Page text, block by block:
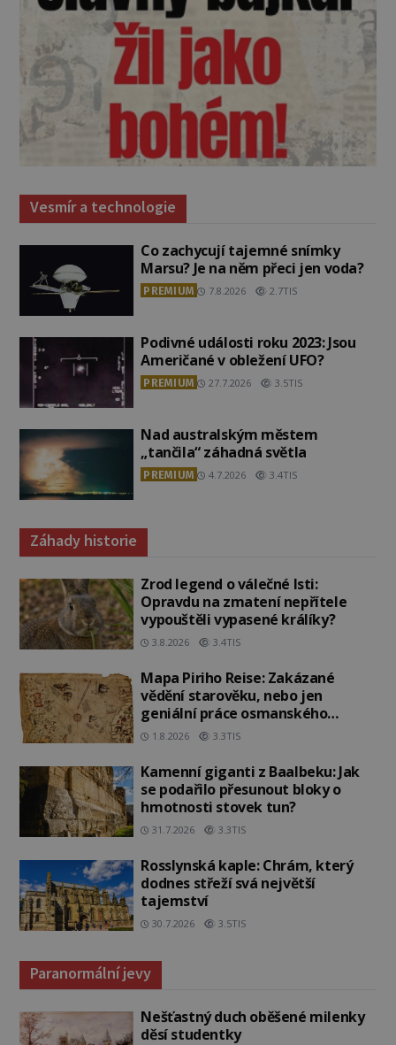
Vesmír a technologie
Co zachycují tajemné snímky
Marsu? Je na něm přeci jen voda?
PREMIUM 7.8.2026 2.7TIS
Podivné události roku 2023: Jsou
Američané v obležení UFO?
PREMIUM 27.7.2026 3.5TIS
Nad australským městem
„tančila“ záhadná světla
PREMIUM 4.7.2026 3.4TIS
Záhady historie
Zrod legend o válečné lsti:
Opravdu na zmatení nepřítele
vypouštěli vypasené králíky?
3.8.2026 3.4TIS
Mapa Piriho Reise: Zakázané
vědění starověku, nebo jen
geniální práce osmanského
admirála?
1.8.2026 3.3TIS
Kamenní giganti z Baalbeku: Jak
se podařilo přesunout bloky o
hmotnosti stovek tun?
31.7.2026 3.3TIS
Rosslynská kaple: Chrám, který
dodnes střeží svá největší
tajemství
30.7.2026 3.5TIS
Paranormální jevy
Nešťastný duch oběšené milenky
děsí studentky